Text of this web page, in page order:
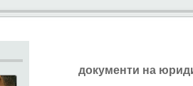
документи на